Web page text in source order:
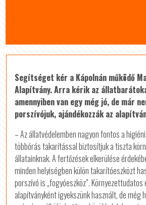
Segítséget kér a Kápolnán működő
Alapítvány. Arra kérik az
amennyiben van egy még jó, de már
porszívójuk, ajándékozzák az
– Az állatvédelemben nagyon fontos a
többórás takarítással biztosítjuk a tiszta
állatainknak. A fertőzések elkerülése
minden helyiségben külön takarítóeszközt
porszívó is „fogyóeszköz”.
alapítványként igyekszünk használt, de még